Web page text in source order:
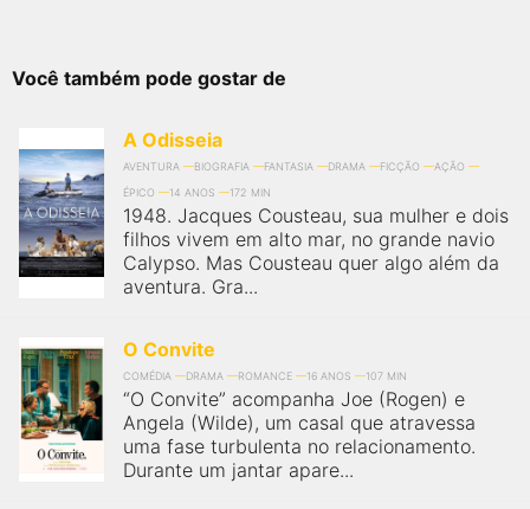
Você também pode gostar de
A Odisseia
AVENTURA BIOGRAFIA FANTASIA DRAMA FICÇÃO
AÇÃO
ÉPICO
14 ANOS 172 MIN
1948. Jacques Cousteau, sua mulher e dois
filhos vivem em alto mar, no grande navio
Calypso. Mas Cousteau quer algo além da
aventura. Gra...
O Convite
COMÉDIA DRAMA ROMANCE 16 ANOS 107 MIN
“O Convite” acompanha Joe (Rogen) e
Angela (Wilde), um casal que atravessa
uma fase turbulenta no relacionamento.
Durante um jantar apare...